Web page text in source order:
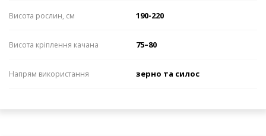
Висота рослин, см 190-220
Висота кріплення качана 75–80
Напрям використання зерно та силос